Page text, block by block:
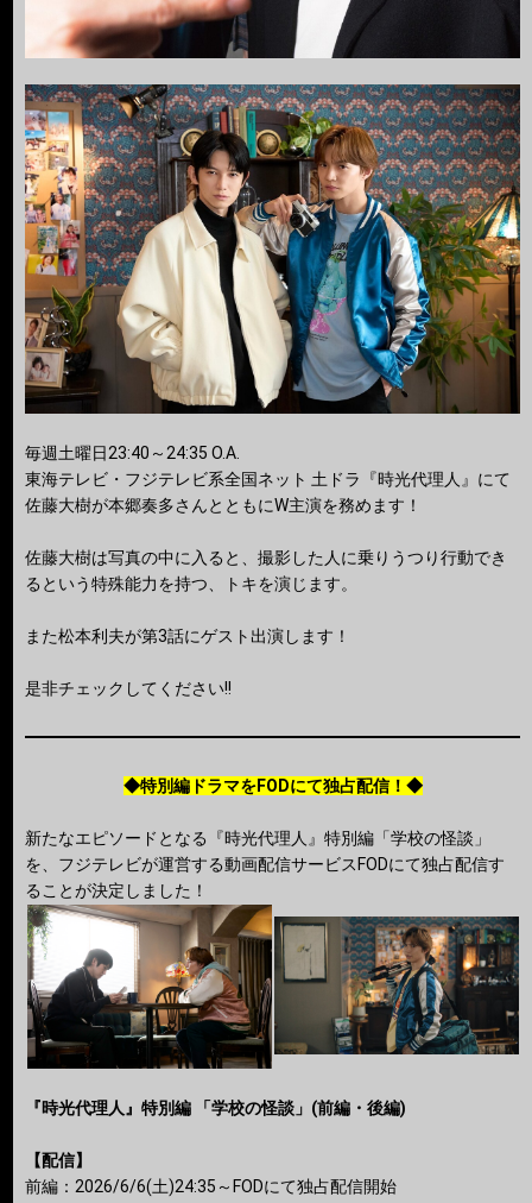
毎週土曜日23:40～24:35 O.A.
東海テレビ・フジテレビ系全国ネット 土ドラ『時光代理人』にて
佐藤大樹が本郷奏多さんとともにW主演を務めます！
佐藤大樹は写真の中に入ると、撮影した人に乗りうつり行動でき
るという特殊能力を持つ、トキを演じます。
また松本利夫が第3話にゲスト出演します！
是非チェックしてください!!
◆特別編ドラマをFODにて独占配信！◆
新たなエピソードとなる『時光代理人』特別編「学校の怪談」
を、フジテレビが運営する動画配信サービスFODにて独占配信す
ることが決定しました！
『時光代理人』特別編 「学校の怪談」(前編・後編)
【配信】
前編：2026/6/6(土)24:35～FODにて独占配信開始